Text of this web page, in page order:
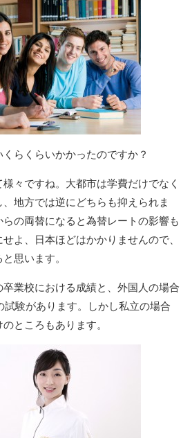
くらくらいかかったのですか？
々ですね。大都市は学費だけでなく
地方では逆にどちらも抑えられま
の両替になると為替レートの影響も
よ、日本ほどはかかりませんので、
思います。
業校における成績と、外国人の場合
試験があります。しかし私立の場合
ところもあります。